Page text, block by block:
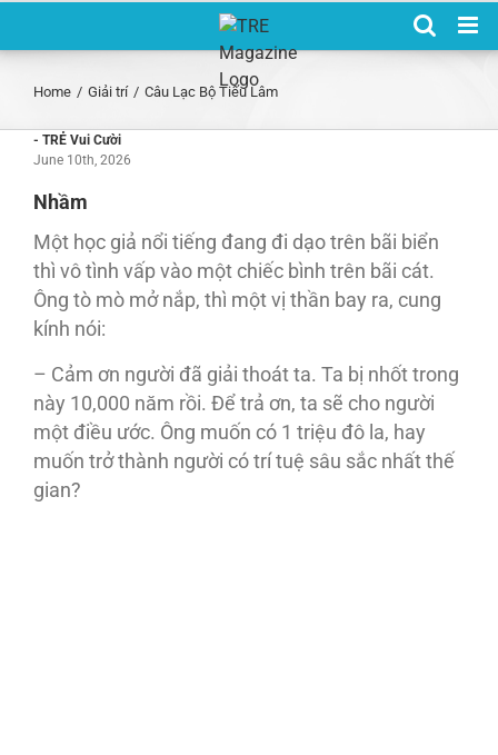
Home / Giải trí / Câu Lạc Bộ Tiếu Lâm
- TRẺ Vui Cười
June 10th, 2026
Nhầm
Một học giả nổi tiếng đang đi dạo trên bãi biển
thì vô tình vấp vào một chiếc bình trên bãi cát.
Ông tò mò mở nắp, thì một vị thần bay ra, cung
kính nói:
– Cảm ơn người đã giải thoát ta. Ta bị nhốt trong
này 10,000 năm rồi. Để trả ơn, ta sẽ cho người
một điều ước. Ông muốn có 1 triệu đô la, hay
muốn trở thành người có trí tuệ sâu sắc nhất thế
gian?